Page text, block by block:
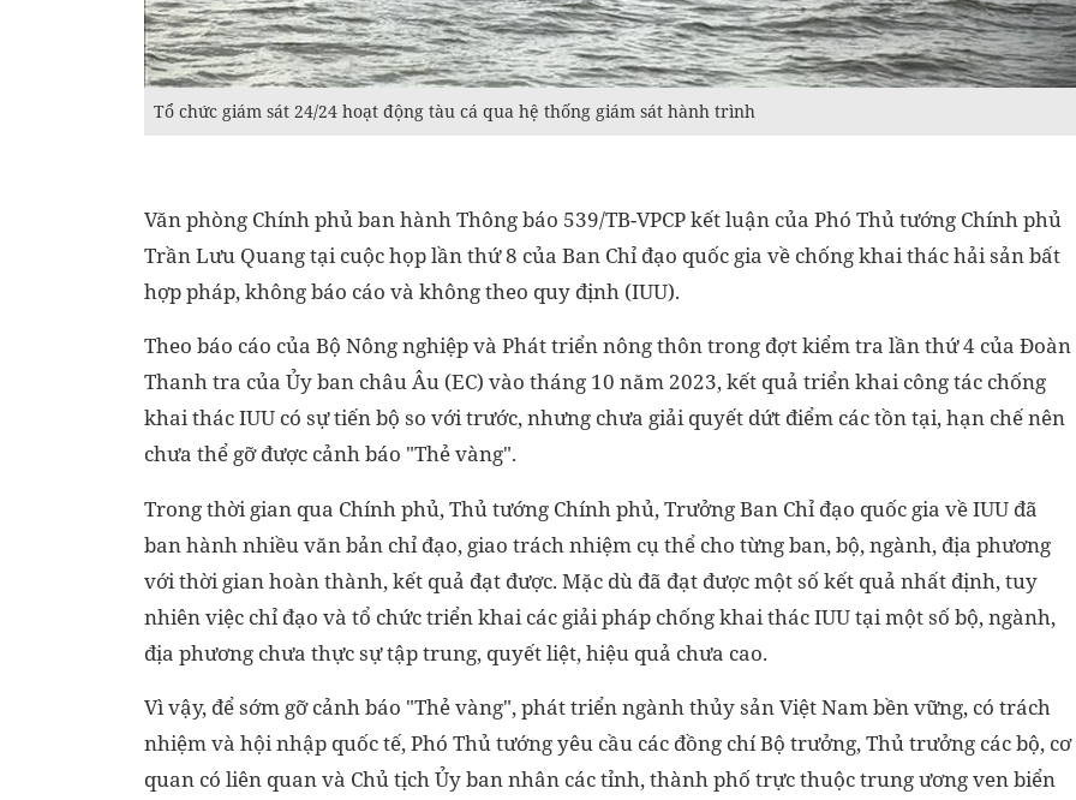
Tổ chức giám sát 24/24 hoạt động tàu cá qua hệ thống giám sát hành trình
Văn phòng Chính phủ ban hành Thông báo 539/TB-VPCP kết luận của Phó Thủ tướng Chính phủ
Trần Lưu Quang tại cuộc họp lần thứ 8 của Ban Chỉ đạo quốc gia về chống khai thác hải sản bất
hợp pháp, không báo cáo và không theo quy định (IUU).
Theo báo cáo của Bộ Nông nghiệp và Phát triển nông thôn trong đợt kiểm tra lần thứ 4 của Đoàn
Thanh tra của Ủy ban châu Âu (EC) vào tháng 10 năm 2023, kết quả triển khai công tác chống
khai thác IUU có sự tiến bộ so với trước, nhưng chưa giải quyết dứt điểm các tồn tại, hạn chế nên
chưa thể gỡ được cảnh báo "Thẻ vàng".
Trong thời gian qua Chính phủ, Thủ tướng Chính phủ, Trưởng Ban Chỉ đạo quốc gia về IUU đã
ban hành nhiều văn bản chỉ đạo, giao trách nhiệm cụ thể cho từng ban, bộ, ngành, địa phương
với thời gian hoàn thành, kết quả đạt được. Mặc dù đã đạt được một số kết quả nhất định, tuy
nhiên việc chỉ đạo và tổ chức triển khai các giải pháp chống khai thác IUU tại một số bộ, ngành,
địa phương chưa thực sự tập trung, quyết liệt, hiệu quả chưa cao.
Vì vậy, để sớm gỡ cảnh báo "Thẻ vàng", phát triển ngành thủy sản Việt Nam bền vững, có trách
nhiệm và hội nhập quốc tế, Phó Thủ tướng yêu cầu các đồng chí Bộ trưởng, Thủ trưởng các bộ, cơ
quan có liên quan và Chủ tịch Ủy ban nhân các tỉnh, thành phố trực thuộc trung ương ven biển